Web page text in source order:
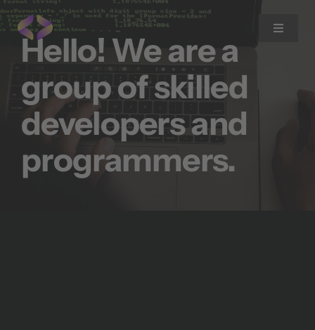
Zum
Inhalt
springen
Toggle
Home
Expertise
Blog
Hello! We are a
group of skilled
developers and
programmers.